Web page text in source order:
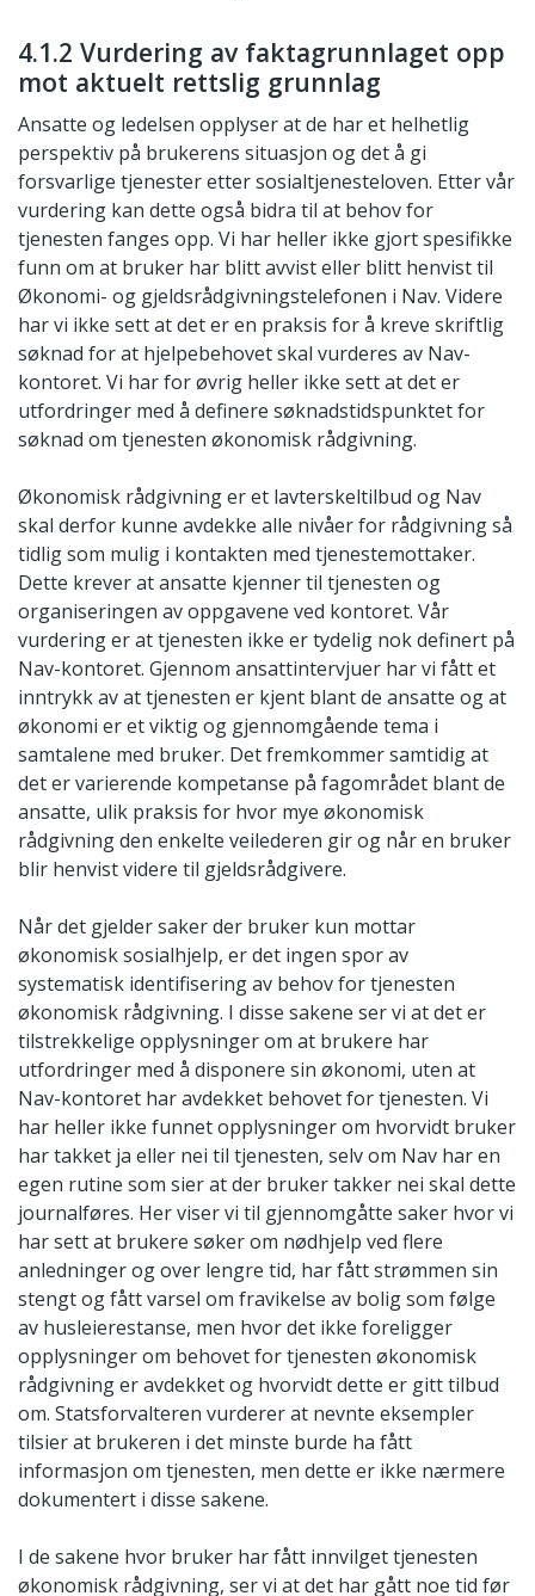
4.1.2 Vurdering av faktagrunnlaget opp
mot aktuelt rettslig grunnlag
Ansatte og ledelsen opplyser at de har et helhetlig
perspektiv på brukerens situasjon og det å gi
forsvarlige tjenester etter sosialtjenesteloven. Etter vår
vurdering kan dette også bidra til at behov for
tjenesten fanges opp. Vi har heller ikke gjort spesifikke
funn om at bruker har blitt avvist eller blitt henvist til
Økonomi- og gjeldsrådgivningstelefonen i Nav. Videre
har vi ikke sett at det er en praksis for å kreve skriftlig
søknad for at hjelpebehovet skal vurderes av Nav-
kontoret. Vi har for øvrig heller ikke sett at det er
utfordringer med å definere søknadstidspunktet for
søknad om tjenesten økonomisk rådgivning.
Økonomisk rådgivning er et lavterskeltilbud og Nav
skal derfor kunne avdekke alle nivåer for rådgivning så
tidlig som mulig i kontakten med tjenestemottaker.
Dette krever at ansatte kjenner til tjenesten og
organiseringen av oppgavene ved kontoret. Vår
vurdering er at tjenesten ikke er tydelig nok definert på
Nav-kontoret. Gjennom ansattintervjuer har vi fått et
inntrykk av at tjenesten er kjent blant de ansatte og at
økonomi er et viktig og gjennomgående tema i
samtalene med bruker. Det fremkommer samtidig at
det er varierende kompetanse på fagområdet blant de
ansatte, ulik praksis for hvor mye økonomisk
rådgivning den enkelte veilederen gir og når en bruker
blir henvist videre til gjeldsrådgivere.
Når det gjelder saker der bruker kun mottar
økonomisk sosialhjelp, er det ingen spor av
systematisk identifisering av behov for tjenesten
økonomisk rådgivning. I disse sakene ser vi at det er
tilstrekkelige opplysninger om at brukere har
utfordringer med å disponere sin økonomi, uten at
Nav-kontoret har avdekket behovet for tjenesten. Vi
har heller ikke funnet opplysninger om hvorvidt bruker
har takket ja eller nei til tjenesten, selv om Nav har en
egen rutine som sier at der bruker takker nei skal dette
journalføres. Her viser vi til gjennomgåtte saker hvor vi
har sett at brukere søker om nødhjelp ved flere
anledninger og over lengre tid, har fått strømmen sin
stengt og fått varsel om fravikelse av bolig som følge
av husleierestanse, men hvor det ikke foreligger
opplysninger om behovet for tjenesten økonomisk
rådgivning er avdekket og hvorvidt dette er gitt tilbud
om. Statsforvalteren vurderer at nevnte eksempler
tilsier at brukeren i det minste burde ha fått
informasjon om tjenesten, men dette er ikke nærmere
dokumentert i disse sakene.
I de sakene hvor bruker har fått innvilget tjenesten
økonomisk rådgivning, ser vi at det har gått noe tid før